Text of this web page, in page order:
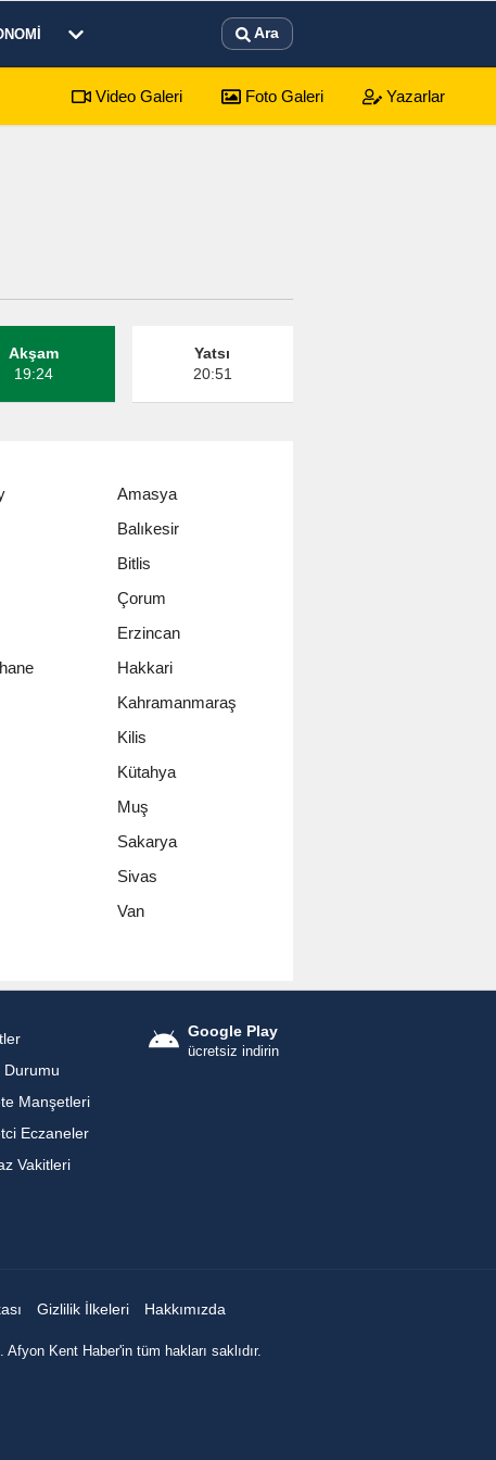
Ara
7 Ağustos 2026 Cuma Defin Bilgileri Açıklandı 01:31
Video Galeri Foto Galeri Yazarlar
Akşam
19:24
Yatsı
20:51
Amasya
Balıkesir
Bitlis
Çorum
Erzincan
Hakkari
Kahramanmaraş
Kilis
Kütahya
Muş
Sakarya
Sivas
Van
Durumu
Manşetleri
Eczaneler
Vakitleri
Google Play
ücretsiz indirin
Gizlilik İlkeleri Hakkımızda
Kent Haber'in tüm hakları saklıdır.